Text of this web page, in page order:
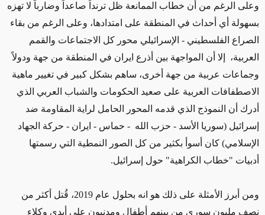
وعلى الرغم من أن خطاب الممانعة ظل ترنداً صاعداً وضارباً لا تهزه
بسهولة أي أحداث في المنطقة على امتدادها، وعلى الرغم من بقاء
الصراع الفلسطيني - الإسرائيلي محور كل الاجتماعات والقمم
العربية، إلا أن المواجهة بين أذرع ايران في المنطقة من جهة ودولاً
وجماعات عربية من جهة أخرى، ساهم بشكل كبير في تغيير ماهية
الاصطفافات العربية على صعيد الحكومات والشباب العربي الذي
أدرك أن النموذج الذي قدمه المحور الحامل لراية المقاومة ضد
إسرائيل (سوريا الأسد - حزب الله - حماس - ايران - حركة الجهاد
الإسلامي) كان أسوأ بكثير من كل الصور النمطية التي رسمتها
أدبيات "خطاب الكراهية" حول إسرائيل.
ومن أبرز الأمثلة على ذلك هو انه بحلول عام 2019، قُتل أكثر من
نصف مليون سوري من بينهم أطفال ومدنيون على أيدي وكلاء